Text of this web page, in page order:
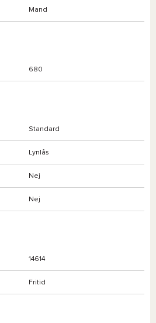
Mand
680
Standard
Lynlås
Nej
Nej
14614
Fritid